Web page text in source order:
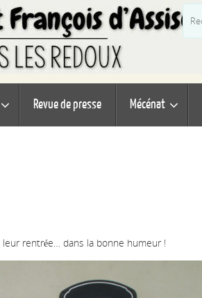
Revue de presse Mécénat
leur rentrée… dans la bonne humeur !